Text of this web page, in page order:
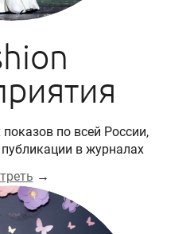
по всей России,
в журналах
→